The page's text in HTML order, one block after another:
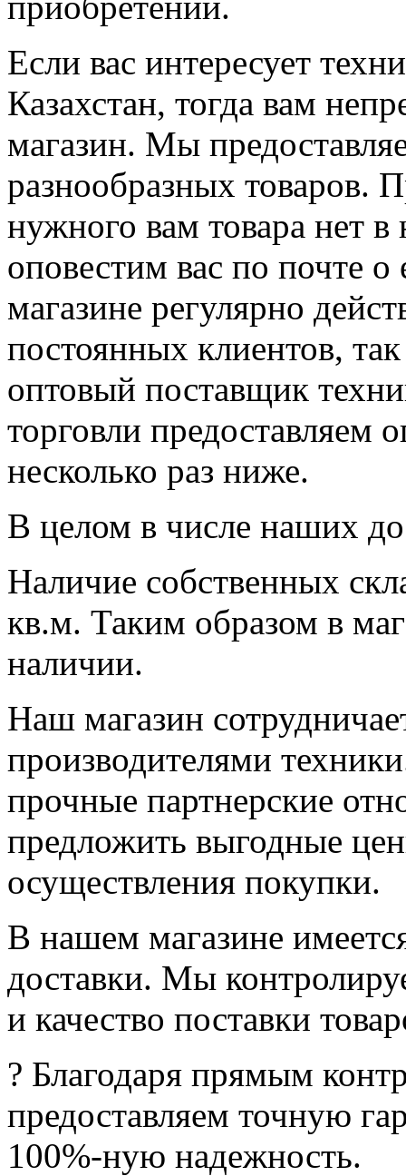
Если вас интересует
Казахстан, тогда вам
магазин. Мы
разнообразных товаров.
нужного вам товара нет
оповестим вас по почте
магазине регулярно
постоянных клиентов,
оптовый поставщик
торговли предоставляем
несколько раз ниже.
В целом в числе наших
Наличие собственных
кв.м. Таким образом в
наличии.
Наш магазин
производителями
прочные партнерские
предложить выгодные
осуществления покупки.
В нашем магазине
доставки. Мы
и качество поставки
? Благодаря прямым
предоставляем точную
100%-ную надежность.